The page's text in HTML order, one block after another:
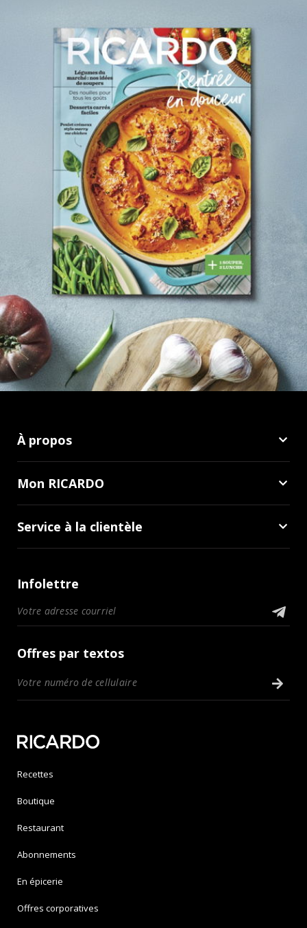
À propos
Mon RICARDO
Service à la clientèle
Infolettre
Offres par textos
Recettes
Boutique
Restaurant
Abonnements
En épicerie
Offres corporatives